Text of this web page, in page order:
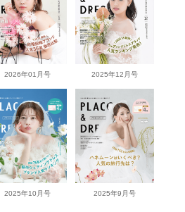
2026年01月号 2025年12月号
2025年10月号 2025年9月号